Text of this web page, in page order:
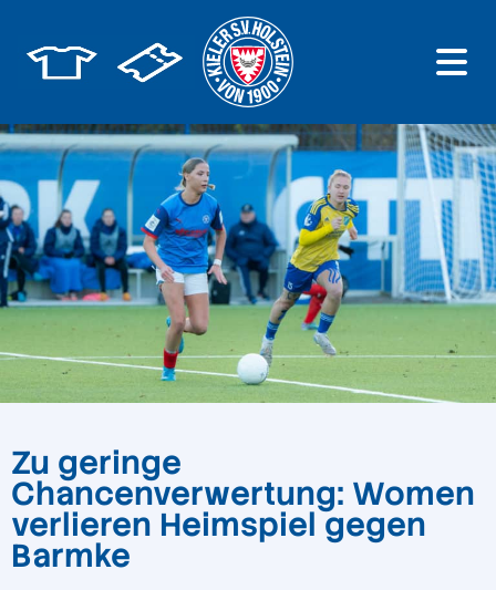
Zu geringe
Chancenverwertung: Women
verlieren Heimspiel gegen
Barmke